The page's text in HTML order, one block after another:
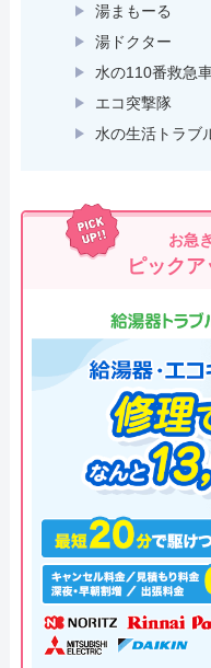
湯まもーる
湯ドクター
水の110番救急
エコ突撃隊
水の生活トラブ
お急
ピック